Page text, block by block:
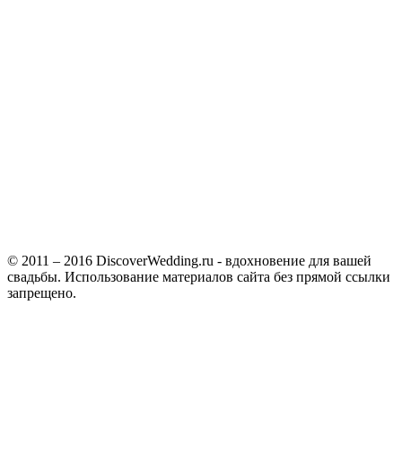
© 2011 – 2016 DiscoverWedding.ru - вдохновение для вашей
свадьбы. Использование материалов сайта без прямой ссылки
запрещено.